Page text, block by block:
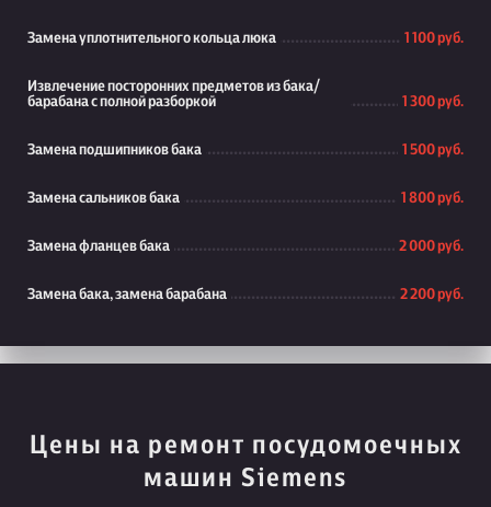
Замена уплотнительного кольца люка 1 100 руб.
Извлечение посторонних предметов из бака/
барабана с полной разборкой
1 300 руб.
Замена подшипников бака 1 500 руб.
Замена сальников бака 1 800 руб.
Замена фланцев бака 2 000 руб.
Замена бака, замена барабана 2 200 руб.
Цены на ремонт посудомоечных
машин Siemens